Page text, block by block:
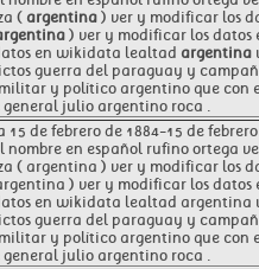
( argentina ) ver y modificar los
) ver y modificar los
en wikidata lealtad argentina
guerra del paraguay y
y político argentino que
julio argentino roca .
15 de febrero de 1884-15 de
nombre en español rufino ortega
( argentina ) ver y modificar los
) ver y modificar los
en wikidata lealtad
guerra del paraguay y
y político argentino que
julio argentino roca .